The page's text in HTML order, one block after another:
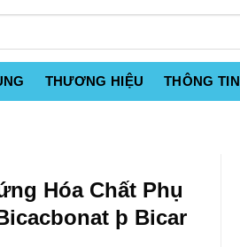
THƯƠNG HIỆU THÔNG TIN
Hóa Chất Phụ
þ Bicar